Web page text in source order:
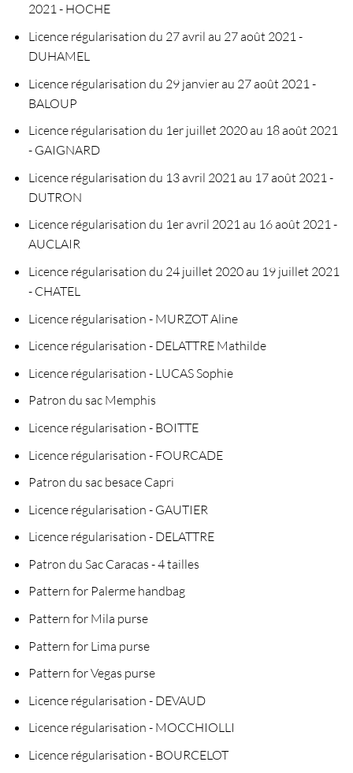
2021 - HOCHE
Licence régularisation du 27 avril au 27 août 2021 -
DUHAMEL
Licence régularisation du 29 janvier au 27 août 2021 -
BALOUP
Licence régularisation du 1er juillet 2020 au 18 août 2021
- GAIGNARD
Licence régularisation du 13 avril 2021 au 17 août 2021 -
DUTRON
Licence régularisation du 1er avril 2021 au 16 août 2021 -
AUCLAIR
Licence régularisation du 24 juillet 2020 au 19 juillet 2021
- CHATEL
Licence régularisation - MURZOT Aline
Licence régularisation - DELATTRE Mathilde
Licence régularisation - LUCAS Sophie
Patron du sac Memphis
Licence régularisation - BOITTE
Licence régularisation - FOURCADE
Patron du sac besace Capri
Licence régularisation - GAUTIER
Licence régularisation - DELATTRE
Patron du Sac Caracas - 4 tailles
Pattern for Palerme handbag
Pattern for Mila purse
Pattern for Lima purse
Pattern for Vegas purse
Licence régularisation - DEVAUD
Licence régularisation - MOCCHIOLLI
Licence régularisation - BOURCELOT